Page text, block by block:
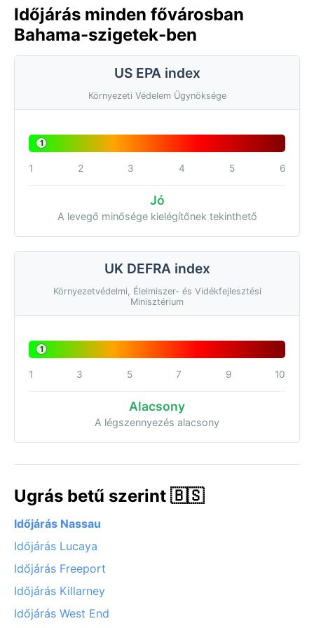
Időjárás minden fővárosban
Bahama-szigetek-ben
US EPA index
Környezeti Védelem Ügynöksége
1
1 2 3 4 5 6
Jó
A levegő minősége kielégítőnek tekinthető
UK DEFRA index
Környezetvédelmi, Élelmiszer- és Vidékfejlesztési
Minisztérium
1
1 3 5 7 9 10
Alacsony
A légszennyezés alacsony
Ugrás betű szerint 🇧🇸
Időjárás Nassau
Időjárás Lucaya
Időjárás Freeport
Időjárás Killarney
Időjárás West End